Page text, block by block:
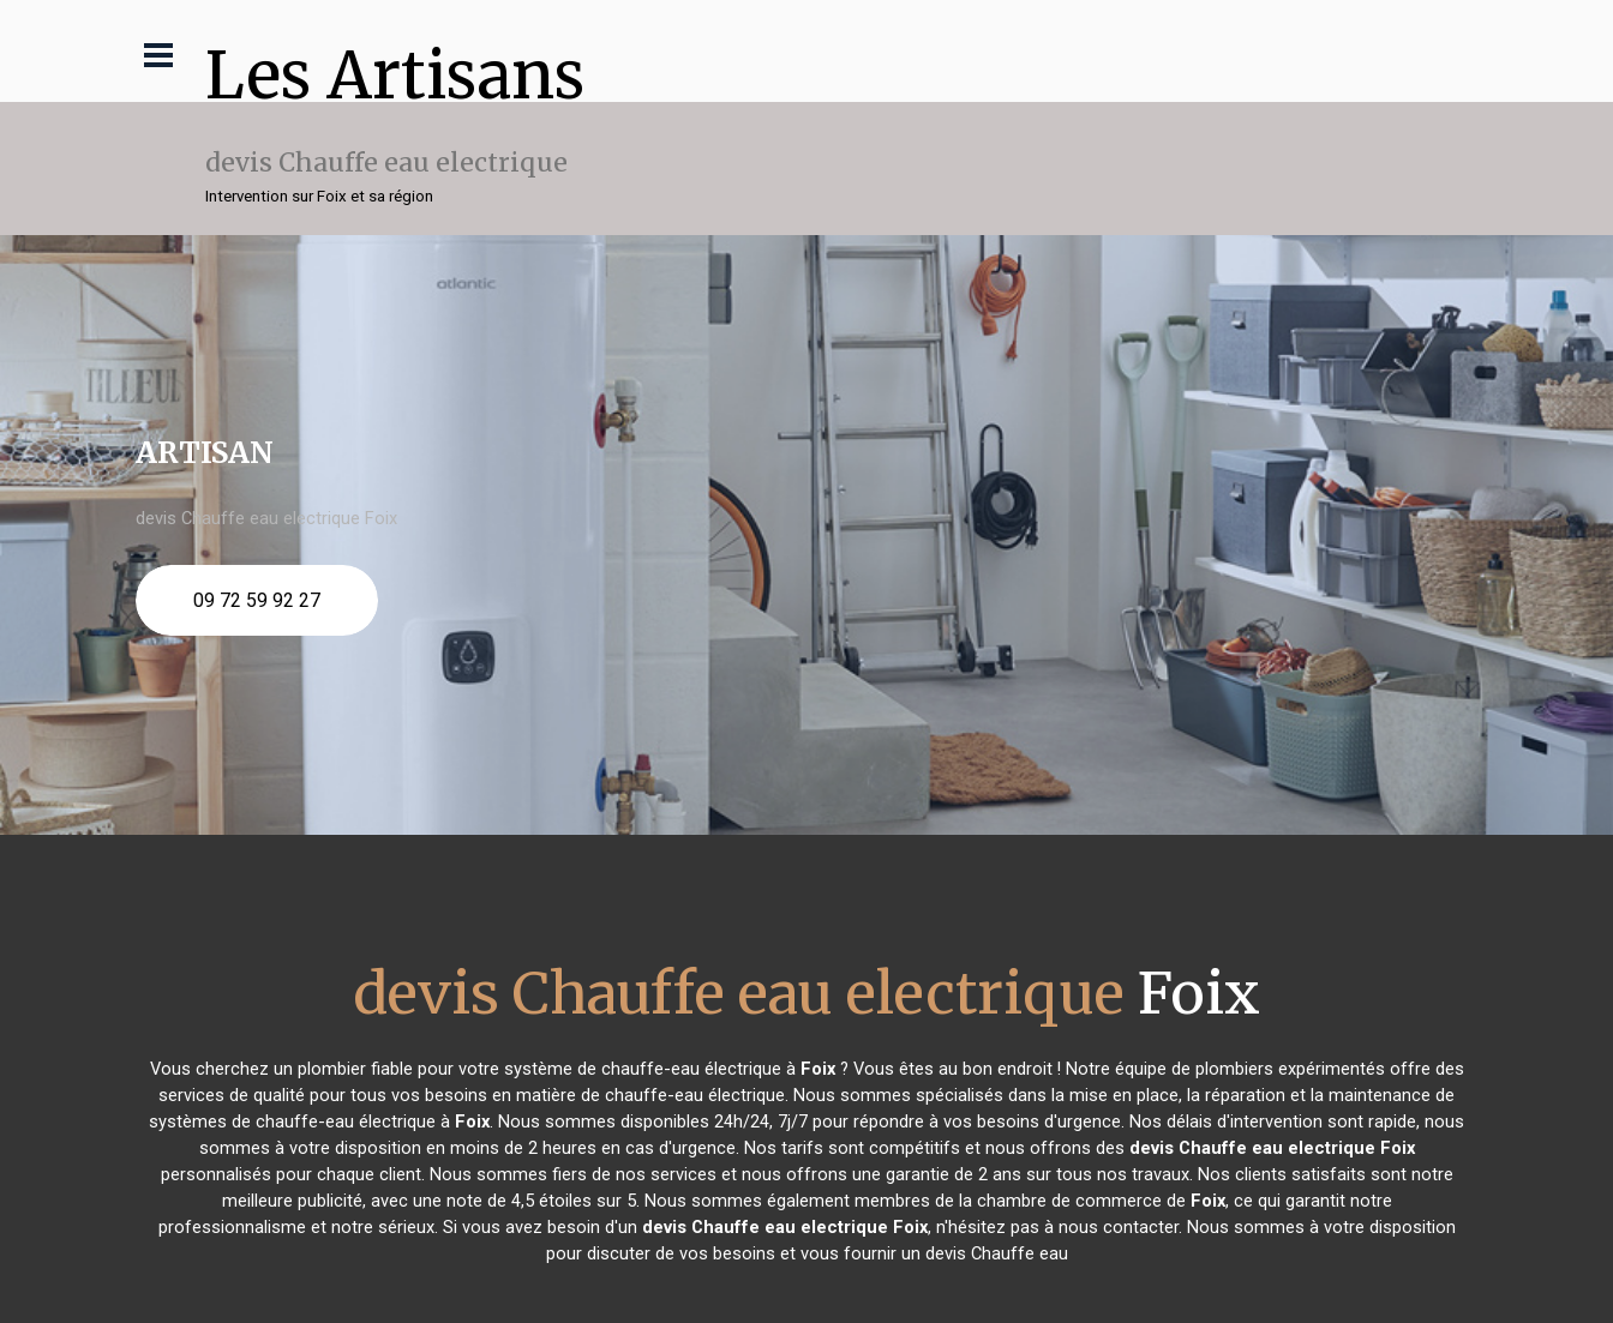
Les Artisans
devis Chauffe eau electrique
Intervention sur Foix et sa région
ARTISAN
devis Chauffe eau electrique Foix
09 72 59 92 27
devis Chauffe eau electrique Foix
Vous cherchez un plombier fiable pour votre système de chauffe-eau électrique à Foix? Vous êtes au bon endroit ! Notre équipe de plombiers expérimentés offre des
services de qualité pour tous vos besoins en matière de chauffe-eau électrique. Nous sommes spécialisés dans la mise en place, la réparation et la maintenance de
systèmes de chauffe-eau électrique à Foix. Nous sommes disponibles 24h/24, 7j/7 pour répondre à vos besoins d'urgence. Nos délais d'intervention sont rapide, nous
sommes à votre disposition en moins de 2 heures en cas d'urgence. Nos tarifs sont compétitifs et nous offrons des devis Chauffe eau electrique Foix
personnalisés pour chaque client. Nous sommes fiers de nos services et nous offrons une garantie de 2 ans sur tous nos travaux. Nos clients satisfaits sont notre
meilleure publicité, avec une note de 4,5 étoiles sur 5. Nous sommes également membres de la chambre de commerce de Foix, ce qui garantit notre
professionnalisme et notre sérieux. Si vous avez besoin d'un devis Chauffe eau electrique Foix, n'hésitez pas à nous contacter. Nous sommes à votre disposition
pour discuter de vos besoins et vous fournir un devis Chauffe eau